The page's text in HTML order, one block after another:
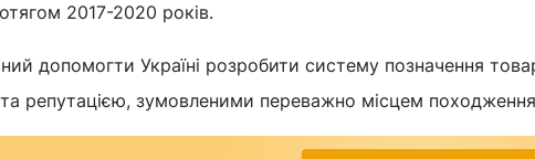
2017-2020 років.
допомогти Україні розробити систему позначення
репутацією, зумовленими переважно місцем